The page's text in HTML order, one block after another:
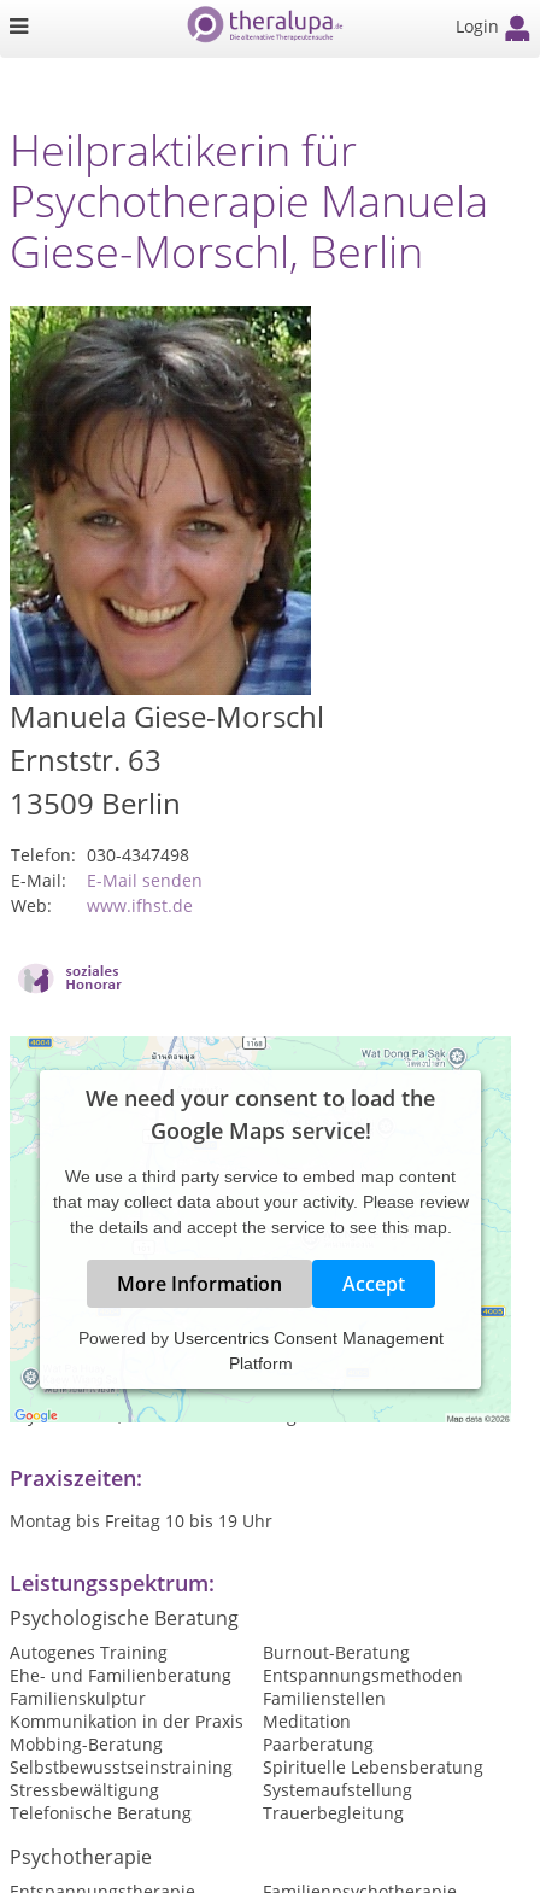
Login
Heilpraktikerin für
Psychotherapie Manuela
Giese-Morschl, Berlin
Manuela Giese-Morschl
Ernststr. 63
13509 Berlin
Telefon: 030-4347498
E-Mail:
E-Mail senden
Web:
www.ifhst.de
We need your consent to load the
Google Maps service!
We use a third party service to embed map content
that may collect data about your activity. Please review
the details and accept the service to see this map.
More Information Accept
Powered by Usercentrics Consent Management
Platform
Psychotherapie, Coaching, Paarberatung, Familienberatung,
Weiterbildungen in Gestalttherapie, Systemaufstellungen,
Psychodrama, berufliches Coaching
Praxiszeiten:
Montag bis Freitag 10 bis 19 Uhr
Leistungsspektrum:
Psychologische Beratung
Autogenes Training
Burnout-Beratung
Ehe- und Familienberatung
Entspannungsmethoden
Familienskulptur
Familienstellen
Kommunikation in der Praxis
Meditation
Mobbing-Beratung
Paarberatung
Selbstbewusstseinstraining
Spirituelle Lebensberatung
Stressbewältigung
Systemaufstellung
Telefonische Beratung
Trauerbegleitung
Psychotherapie